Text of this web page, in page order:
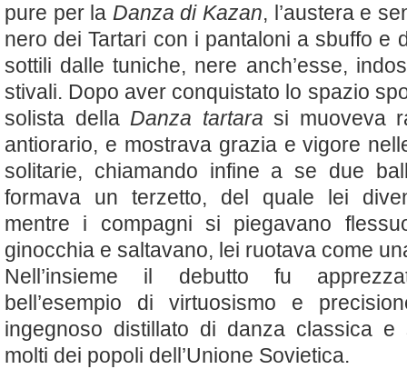
pure per la Danza di Kazan, l’austera e
nero dei Tartari con i pantaloni a sbuffo e
sottili dalle tuniche, nere anch’esse,
stivali. Dopo aver conquistato lo spazio
solista della Danza tartara si muoveva
antiorario, e mostrava grazia e vigore
solitarie, chiamando infine a se due
formava un terzetto, del quale lei
mentre i compagni si piegavano
ginocchia e saltavano, lei ruotava come
Nell’insieme il debutto fu
bell’esempio di virtuosismo e
ingegnoso distillato di danza classica e
molti dei popoli dell’Unione Sovietica.